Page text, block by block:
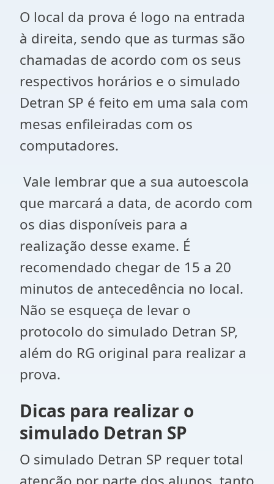
O local da prova é logo na entrada
à direita, sendo que as turmas são
chamadas de acordo com os seus
respectivos horários e o simulado
Detran SP é feito em uma sala com
mesas enfileiradas com os
computadores.
Vale lembrar que a sua autoescola
que marcará a data, de acordo com
os dias disponíveis para a
realização desse exame. É
recomendado chegar de 15 a 20
minutos de antecedência no local.
Não se esqueça de levar o
protocolo do simulado Detran SP,
além do RG original para realizar a
prova.
Dicas para realizar o
simulado Detran SP
O simulado Detran SP requer total